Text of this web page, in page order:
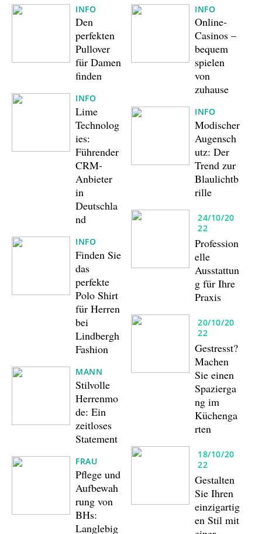
INFO
Den
perfekten
Pullover
für Damen
finden
INFO
Lime
Technolog
ies:
Führender
CRM-
Anbieter
in
Deutschla
nd
INFO
Finden Sie
das
perfekte
Polo Shirt
für Herren
bei
Lindbergh
Fashion
MANN
Stilvolle
Herrenmo
de: Ein
zeitloses
Statement
FRAU
Pflege und
Aufbewah
rung von
BHs:
Langlebig
INFO
Online-
Casinos –
bequem
spielen
von
zuhause
INFO
Modischer
Augensch
utz: Der
Trend zur
Blaulichtb
rille
24/10/20
22
Profession
elle
Ausstattun
g für Ihre
Praxis
20/10/20
22
Gestresst?
Machen
Sie einen
Spazierga
ng im
Küchenga
rten
18/10/20
22
Gestalten
Sie Ihren
einzigartig
en Stil mit